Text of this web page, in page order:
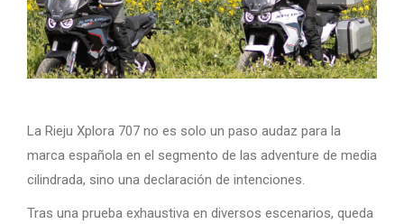
La Rieju Xplora 707 no es solo un paso audaz para la
marca española en el segmento de las adventure de media
cilindrada, sino una declaración de intenciones.
Tras una prueba exhaustiva en diversos escenarios, queda